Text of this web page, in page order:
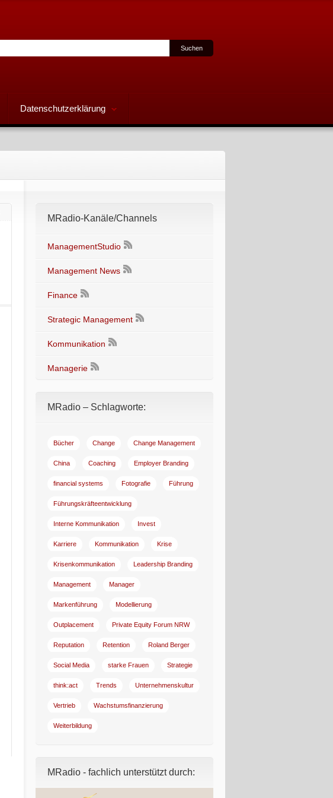
Datenschutzerklärung
MRadio-Kanäle/Channels
ManagementStudio
Management News
Finance
Strategic Management
Kommunikation
Managerie
MRadio – Schlagworte:
Bücher Change Change Management
China Coaching Employer Branding
financial systems Fotografie Führung
Führungskräfteentwicklung
Interne Kommunikation Invest
Karriere Kommunikation Krise
Krisenkommunikation Leadership Branding
Management Manager
Markenführung Modellierung
Outplacement Private Equity Forum NRW
Reputation Retention Roland Berger
Social Media starke Frauen Strategie
think:act Trends Unternehmenskultur
Vertrieb Wachstumsfinanzierung
Weiterbildung
MRadio - fachlich unterstützt durch: